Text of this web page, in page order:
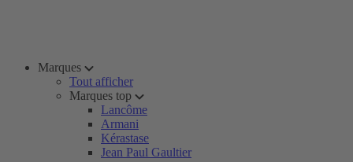
Marques
Tout afficher
Marques top
Lancôme
Armani
Kérastase
Jean Paul Gaultier